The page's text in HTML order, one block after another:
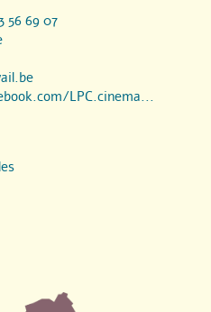
56 69 07
LPC.cinema...